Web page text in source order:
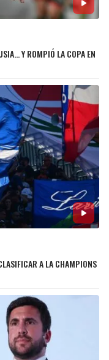
Y ROMPIÓ LA COPA EN
A LA CHAMPIONS